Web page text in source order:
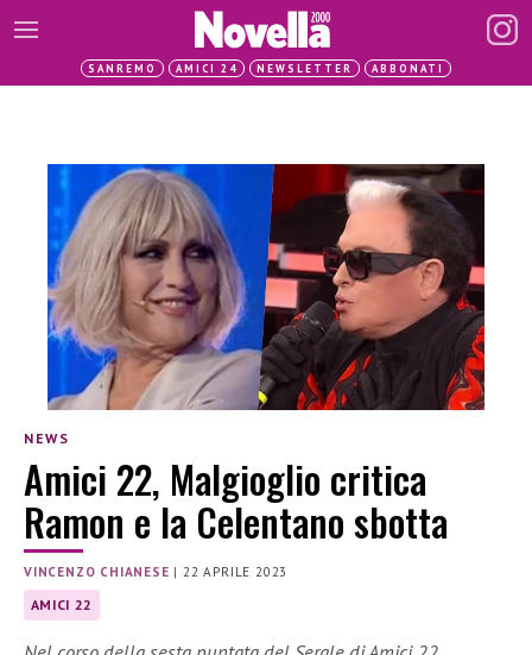
SANREMO AMICI 24 NEWSLETTER ABBONATI
NEWS
Amici 22, Malgioglio critica
Ramon e la Celentano sbotta
VINCENZO CHIANESE |22 APRILE 2023
AMICI 22